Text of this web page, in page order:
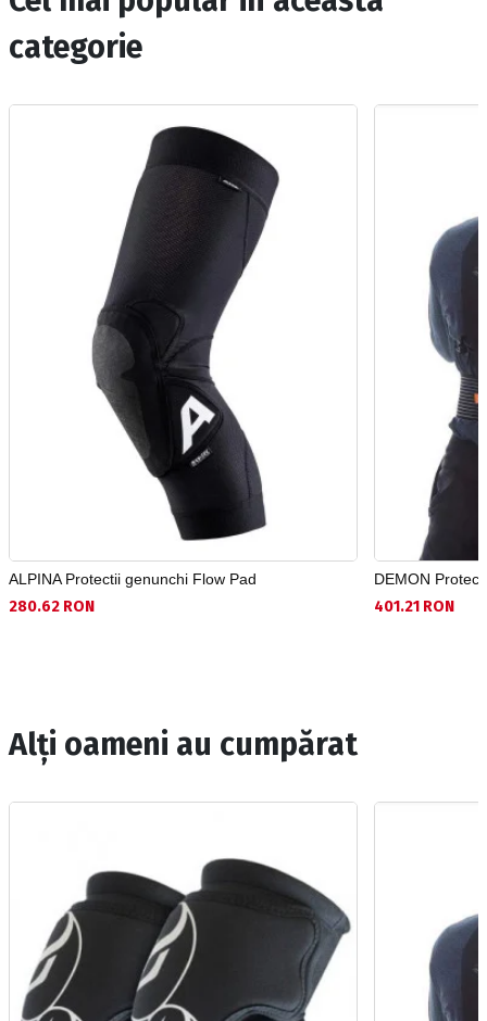
categorie
ALPINA Protectii genunchi Flow Pad
280.62 RON
DEMON
401.21 RON
Alți oameni au cumpărat